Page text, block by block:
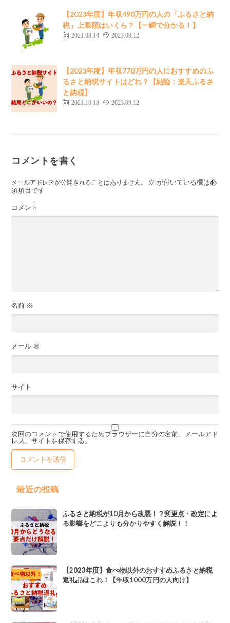
【2023年度】年収490万円の人の「ふるさと納
税」上限額はいくら？【一瞬で分かる！】
2021.08.14 2023.09.12
【2023年度】年収770万円の人におすすめのふ
るさと納税サイトはどれ？【結論：楽天ふるさ
と納税】
2021.10.18 2023.09.12
コメントを書く
メールアドレスが公開されることはありません。 ※ が付いている欄は必
須項目です
コメント
名前 ※
メール ※
サイト
次回のコメントで使用するためブラウザーに自分の名前、メールアド
レス、サイトを保存する。
最近の投稿
ふるさと納税が10月から改悪！？変更点・改定によ
る影響をどこよりも分かりやすく解説！！
【2023年度】食べ物以外のおすすめふるさと納税
返礼品はこれ！【年収1000万円の人向け】